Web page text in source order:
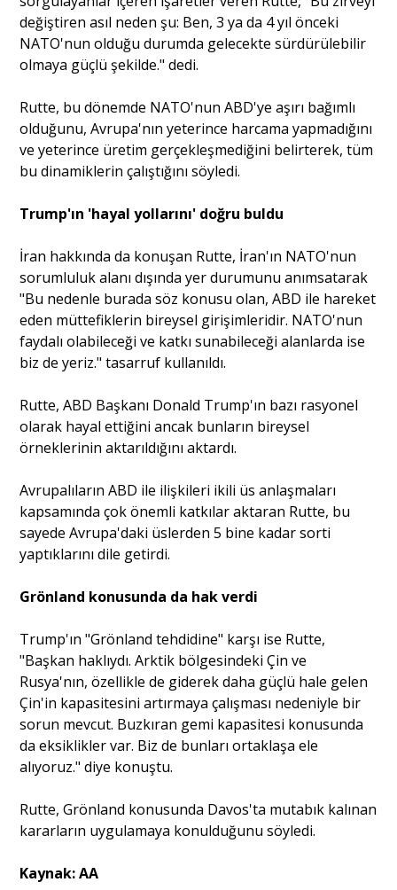
değiştiren asıl neden şu: Ben, 3 ya da 4 yıl önceki
NATO'nun olduğu durumda gelecekte sürdürülebilir
olmaya güçlü şekilde." dedi.
Rutte, bu dönemde NATO'nun ABD'ye aşırı bağımlı
olduğunu, Avrupa'nın yeterince harcama yapmadığını
ve yeterince üretim gerçekleşmediğini belirterek, tüm
bu dinamiklerin çalıştığını söyledi.
Trump'ın 'hayal yollarını' doğru buldu
İran hakkında da konuşan Rutte, İran'ın NATO'nun
sorumluluk alanı dışında yer durumunu anımsatarak
"Bu nedenle burada söz konusu olan, ABD ile hareket
eden müttefiklerin bireysel girişimleridir. NATO'nun
faydalı olabileceği ve katkı sunabileceği alanlarda ise
biz de yeriz." tasarruf kullanıldı.
Rutte, ABD Başkanı Donald Trump'ın bazı rasyonel
olarak hayal ettiğini ancak bunların bireysel
örneklerinin aktarıldığını aktardı.
Avrupalıların ABD ile ilişkileri ikili üs anlaşmaları
kapsamında çok önemli katkılar aktaran Rutte, bu
sayede Avrupa'daki üslerden 5 bine kadar sorti
yaptıklarını dile getirdi.
Grönland konusunda da hak verdi
Trump'ın "Grönland tehdidine" karşı ise Rutte,
"Başkan haklıydı. Arktik bölgesindeki Çin ve
Rusya'nın, özellikle de giderek daha güçlü hale gelen
Çin'in kapasitesini artırmaya çalışması nedeniyle bir
sorun mevcut. Buzkıran gemi kapasitesi konusunda
da eksiklikler var. Biz de bunları ortaklaşa ele
alıyoruz." diye konuştu.
Rutte, Grönland konusunda Davos'ta mutabık kalınan
kararların uygulamaya konulduğunu söyledi.
Kaynak: AA